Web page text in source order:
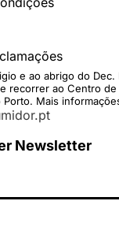
e ao abrigo do Dec.
recorrer ao Centro de
Porto. Mais
Newsletter